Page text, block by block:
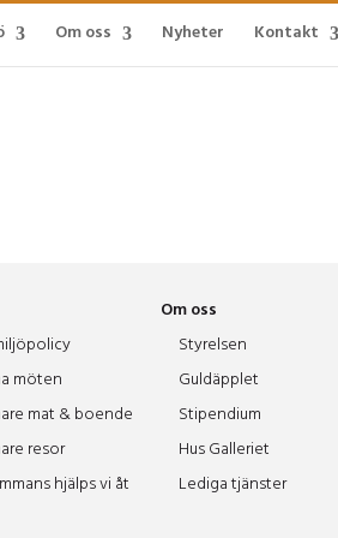
Om oss Nyheter Kontakt
möten
mat & boende
resor
hjälps vi åt
Om oss
Styrelsen
Guldäpplet
Stipendium
Hus Galleriet
Lediga tjänster